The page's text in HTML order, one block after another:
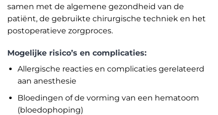
samen met de algemene gezondheid van de
patiënt, de gebruikte chirurgische techniek en het
postoperatieve zorgproces.
Mogelijke risico’s en complicaties:
Allergische reacties en complicaties gerelateerd
aan anesthesie
Bloedingen of de vorming van een hematoom
(bloedophoping)